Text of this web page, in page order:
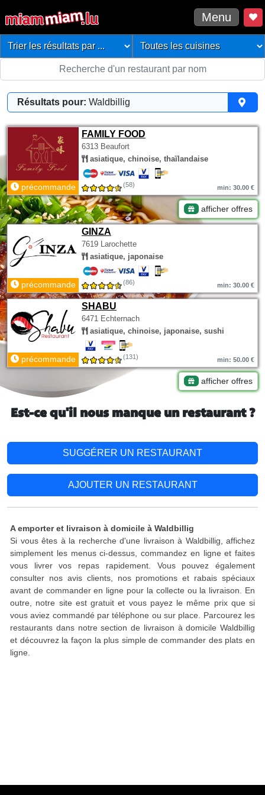
Menu
Résultats pour: Waldbillig
FAMILY FOOD
6313 Beaufort
asiatique, chinoise, thaïlandaise
précommande (58) min: 30.00 €
afficher offres
GINZA
7619 Larochette
asiatique, japonaise
précommande (86) min: 30.00 €
SHABU
6471 Echternach
asiatique, chinoise, japonaise, sushi
précommande (131) min: 50.00 €
afficher offres
Est-ce qu'il nous manque un restaurant ?
SUGGÉRER UN RESTAURANT
AJOUTER UN RESTAURANT
A emporter et livraison à domicile à Waldbillig
Si vous êtes à la recherche d'une livraison à Waldbillig, affichez
simplement les menus ci-dessus, commandez en ligne et faites
vous livrer vos repas rapidement. Vous pouvez également
consulter nos avis clients, nos promotions et rabais spéciaux
avant de commander en ligne pour la collecte ou la livraison. En
outre, notre site est gratuit et vous payez le même prix que si
vous aviez commandé par téléphone ou sur place. Parcourez les
restaurants dans notre section de livraison à domicile Waldbillig
et découvrez la façon la plus simple de commander des plats en
ligne.